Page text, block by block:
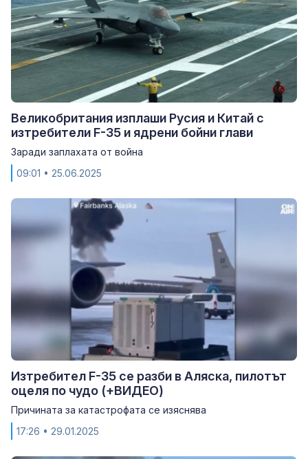
Великобритания изплаши Русия и Китай с
изтребители F-35 и ядрени бойни глави
Заради заплахата от война
09:01 • 25.06.2025
Изтребител F-35 се разби в Аляска, пилотът
оцеля по чудо (+ВИДЕО)
Причината за катастрофата се изяснява
17:26 • 29.01.2025